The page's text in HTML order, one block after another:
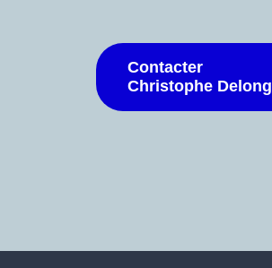
Contacter
Christophe Delong